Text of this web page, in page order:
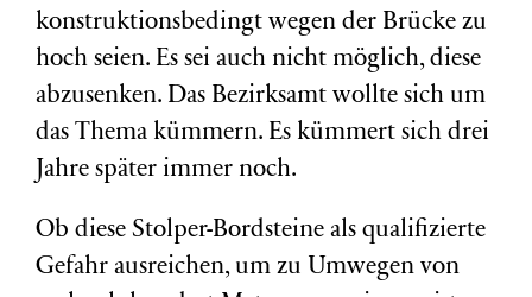
konstruktionsbedingt wegen der Brücke zu
hoch seien. Es sei auch nicht möglich, diese
abzusenken. Das Bezirksamt wollte sich um
das Thema kümmern. Es kümmert sich drei
Jahre später immer noch.
Ob diese Stolper-Bordsteine als qualifizierte
Gefahr ausreichen, um zu Umwegen von